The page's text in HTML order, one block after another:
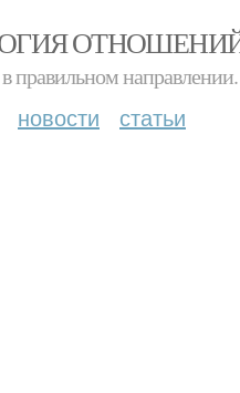
правильном
новости статьи